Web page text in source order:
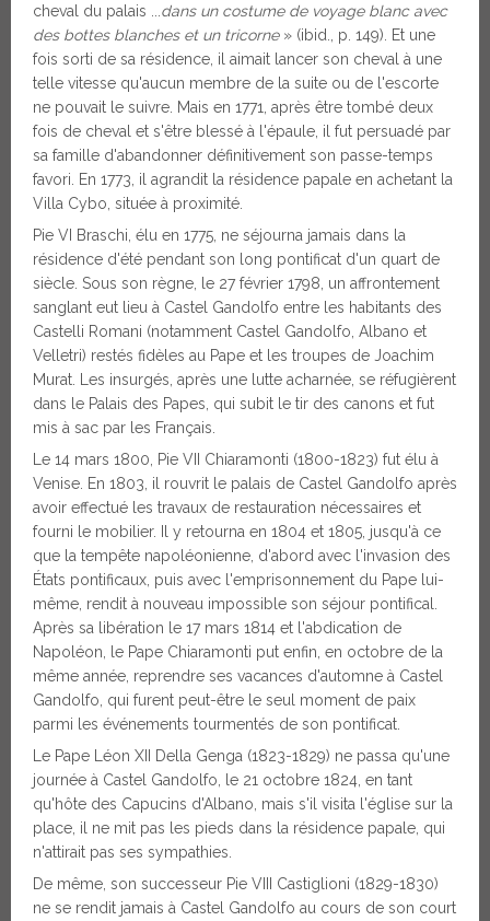
cheval du palais ... dans un costume de voyage blanc avec
des bottes blanches et un tricorne » (ibid., p. 149). Et une
fois sorti de sa résidence, il aimait lancer son cheval à une
telle vitesse qu'aucun membre de la suite ou de l'escorte
ne pouvait le suivre. Mais en 1771, après être tombé deux
fois de cheval et s'être blessé à l'épaule, il fut persuadé par
sa famille d'abandonner définitivement son passe-temps
favori. En 1773, il agrandit la résidence papale en achetant la
Villa Cybo, située à proximité.
Pie VI Braschi, élu en 1775, ne séjourna jamais dans la
résidence d'été pendant son long pontificat d'un quart de
siècle. Sous son règne, le 27 février 1798, un affrontement
sanglant eut lieu à Castel Gandolfo entre les habitants des
Castelli Romani (notamment Castel Gandolfo, Albano et
Velletri) restés fidèles au Pape et les troupes de Joachim
Murat. Les insurgés, après une lutte acharnée, se réfugièrent
dans le Palais des Papes, qui subit le tir des canons et fut
mis à sac par les Français.
Le 14 mars 1800, Pie VII Chiaramonti (1800-1823) fut élu à
Venise. En 1803, il rouvrit le palais de Castel Gandolfo après
avoir effectué les travaux de restauration nécessaires et
fourni le mobilier. Il y retourna en 1804 et 1805, jusqu'à ce
que la tempête napoléonienne, d'abord avec l'invasion des
États pontificaux, puis avec l'emprisonnement du Pape lui-
même, rendit à nouveau impossible son séjour pontifical.
Après sa libération le 17 mars 1814 et l'abdication de
Napoléon, le Pape Chiaramonti put enfin, en octobre de la
même année, reprendre ses vacances d'automne à Castel
Gandolfo, qui furent peut-être le seul moment de paix
parmi les événements tourmentés de son pontificat.
Le Pape Léon XII Della Genga (1823-1829) ne passa qu'une
journée à Castel Gandolfo, le 21 octobre 1824, en tant
qu'hôte des Capucins d'Albano, mais s'il visita l'église sur la
place, il ne mit pas les pieds dans la résidence papale, qui
n'attirait pas ses sympathies.
De même, son successeur Pie VIII Castiglioni (1829-1830)
ne se rendit jamais à Castel Gandolfo au cours de son court